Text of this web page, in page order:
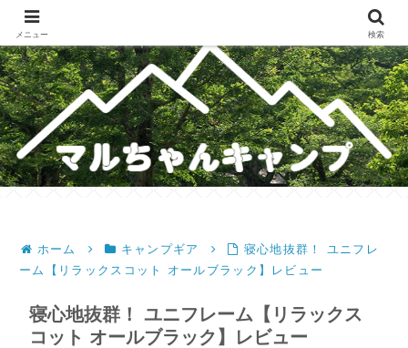
メスティンレシピ・テント・キャンプギア・ホットサンドレシピのブログ
ホーム キャンプギア
寝心地抜群！ ユニフレ
ーム【リラックスコット オールブラック】レビュー
寝心地抜群！ ユニフレーム【リラックス
コット オールブラック】レビュー
メニュー 検索